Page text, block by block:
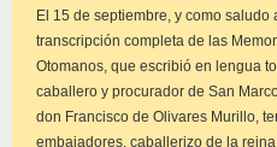
El 15 de septiembre, y como saludo
transcripción completa de las
Otomanos, que escribió en lengua
caballero y procurador de San
don Francisco de Olivares Murillo,
embajadores, caballerizo de la